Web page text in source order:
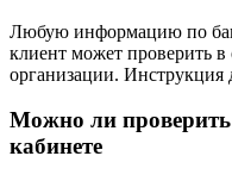
Любую информацию по
клиент может проверить в
организации. Инструкция
Можно ли
кабинете